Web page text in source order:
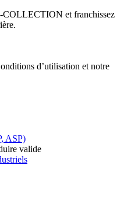
et franchissez
d’utilisation et notre
ASP)
valide